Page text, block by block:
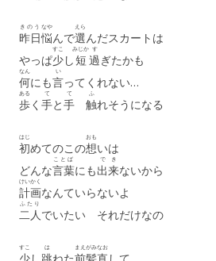
昨日
きのう
悩
なや
んで選
えら
んだスカートは
やっぱ少
すこ
し短
みじか
過
す
ぎたかも
何
なん
にも言
い
ってくれない…
歩
ある
く 手
て
と手
て
触
ふ
れそうになる
初
はじ
めてのこの想
おも
いは
どんな言葉
ことば
にも出
で
来
き
ないから
計画
けいかく
なんていらないよ
二人
ふたり
でいたい それだけなの
すこ は まえがみなお